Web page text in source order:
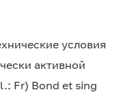
условия
активной
Fr) Bond et sing